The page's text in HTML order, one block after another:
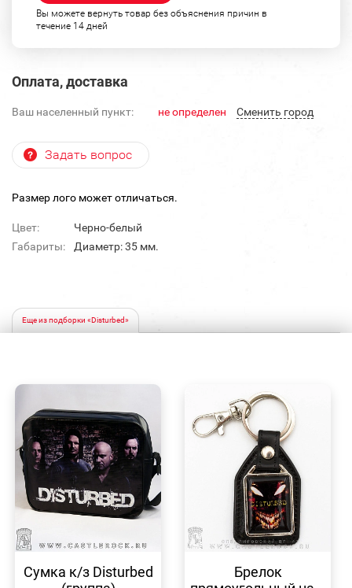
Вы можете вернуть товар без объяснения причин в
течение 14 дней
Оплата, доставка
Ваш населенный пункт: не определен Cменить город
Задать вопрос
Размер лого может отличаться.
Цвет:
Черно-белый
Габариты:
Диаметр: 35 мм.
Еще из подборки «Disturbed»
ПРОСМОТР
Сумка к/з Disturbed
Брелок